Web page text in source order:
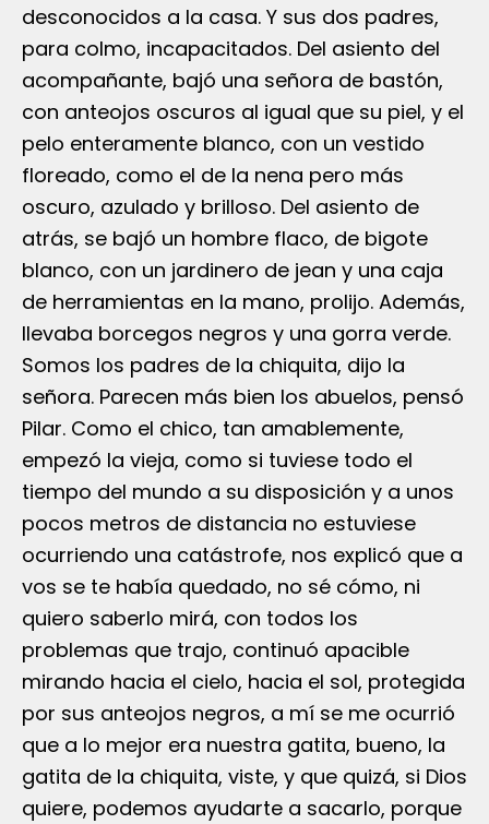
desconocidos a la casa. Y sus dos padres,
para colmo, incapacitados. Del asiento del
acompañante, bajó una señora de bastón,
con anteojos oscuros al igual que su piel, y el
pelo enteramente blanco, con un vestido
floreado, como el de la nena pero más
oscuro, azulado y brilloso. Del asiento de
atrás, se bajó un hombre flaco, de bigote
blanco, con un jardinero de jean y una caja
de herramientas en la mano, prolijo. Además,
llevaba borcegos negros y una gorra verde.
Somos los padres de la chiquita, dijo la
señora. Parecen más bien los abuelos, pensó
Pilar. Como el chico, tan amablemente,
empezó la vieja, como si tuviese todo el
tiempo del mundo a su disposición y a unos
pocos metros de distancia no estuviese
ocurriendo una catástrofe, nos explicó que a
vos se te había quedado, no sé cómo, ni
quiero saberlo mirá, con todos los
problemas que trajo, continuó apacible
mirando hacia el cielo, hacia el sol, protegida
por sus anteojos negros, a mí se me ocurrió
que a lo mejor era nuestra gatita, bueno, la
gatita de la chiquita, viste, y que quizá, si Dios
quiere, podemos ayudarte a sacarlo, porque